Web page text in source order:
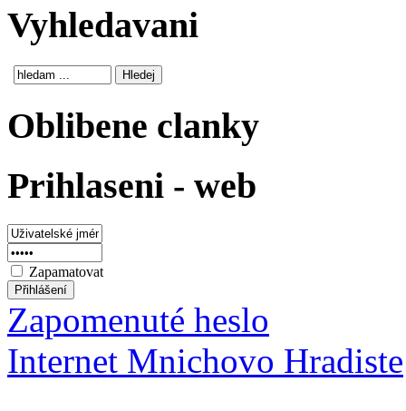
Vyhledavani
Oblibene clanky
Prihlaseni - web
Zapamatovat
Zapomenuté heslo
Internet Mnichovo Hradiste